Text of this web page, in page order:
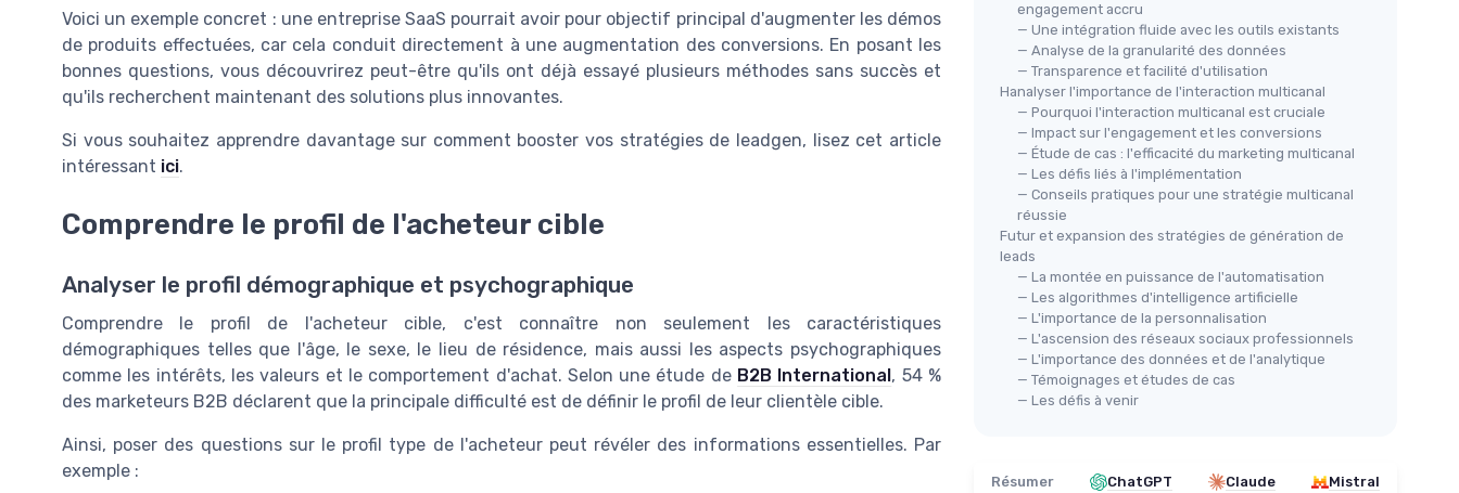
Voici un exemple concret : une entreprise SaaS pourrait avoir pour objectif principal d'augmenter les démos
de produits effectuées, car cela conduit directement à une augmentation des conversions. En posant les
bonnes questions, vous découvrirez peut-être qu'ils ont déjà essayé plusieurs méthodes sans succès et
qu'ils recherchent maintenant des solutions plus innovantes.
Si vous souhaitez apprendre davantage sur comment booster vos stratégies de leadgen, lisez cet article
intéressant ici.
Comprendre le profil de l'acheteur cible
Analyser le profil démographique et psychographique
Comprendre le profil de l'acheteur cible, c'est connaître non seulement les caractéristiques
démographiques telles que l'âge, le sexe, le lieu de résidence, mais aussi les aspects psychographiques
comme les intérêts, les valeurs et le comportement d'achat. Selon une étude de B2B International , 54 %
des marketeurs B2B déclarent que la principale difficulté est de définir le profil de leur clientèle cible.
Ainsi, poser des questions sur le profil type de l'acheteur peut révéler des informations essentielles. Par
exemple :
engagement accru
— Une intégration fluide avec les outils existants
— Analyse de la granularité des données
— Transparence et facilité d'utilisation
Hanalyser l'importance de l'interaction multicanal
— Pourquoi l'interaction multicanal est cruciale
— Impact sur l'engagement et les conversions
— Étude de cas : l'efficacité du marketing multicanal
— Les défis liés à l'implémentation
— Conseils pratiques pour une stratégie multicanal
réussie
Futur et expansion des stratégies de génération de
leads
— La montée en puissance de l'automatisation
— Les algorithmes d'intelligence artificielle
— L'importance de la personnalisation
— L'ascension des réseaux sociaux professionnels
— L'importance des données et de l'analytique
— Témoignages et études de cas
— Les défis à venir
Résumer ChatGPT Claude Mistral